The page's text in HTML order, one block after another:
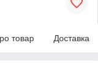
товар Доставка